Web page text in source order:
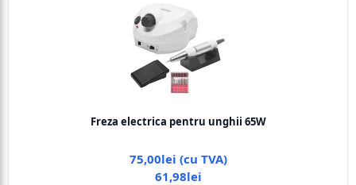
Freza electrica pentru unghii 65W
75,00lei (cu TVA)
61,98lei